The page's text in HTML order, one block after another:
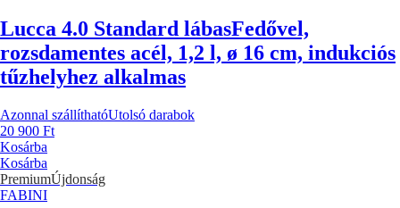
Lucca 4.0 Standard lábasFedővel,
rozsdamentes acél, 1,2 l, ø 16 cm, indukciós
tűzhelyhez alkalmas
Azonnal szállíthatóUtolsó darabok
20 900 Ft
Kosárba
Kosárba
PremiumÚjdonság
FABINI